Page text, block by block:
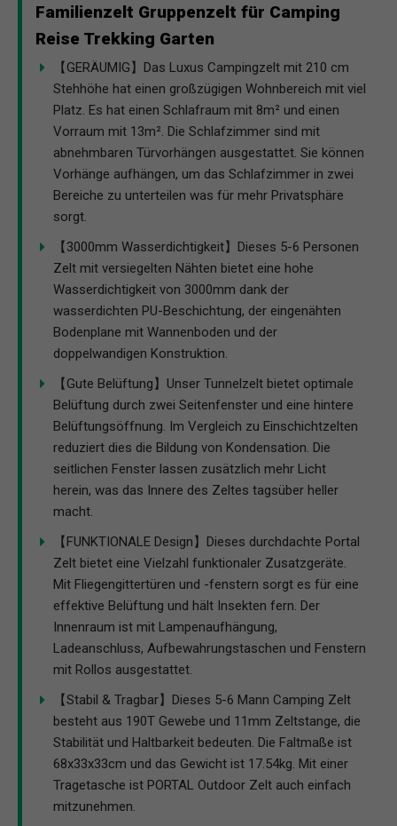
Familienzelt Gruppenzelt für Camping
Reise Trekking Garten
【GERÄUMIG】Das Luxus Campingzelt mit 210 cm
Stehhöhe hat einen großzügigen Wohnbereich mit viel
Platz. Es hat einen Schlafraum mit 8m² und einen
Vorraum mit 13m². Die Schlafzimmer sind mit
abnehmbaren Türvorhängen ausgestattet. Sie können
Vorhänge aufhängen, um das Schlafzimmer in zwei
Bereiche zu unterteilen was für mehr Privatsphäre
sorgt.
【3000mm Wasserdichtigkeit】Dieses 5-6 Personen
Zelt mit versiegelten Nähten bietet eine hohe
Wasserdichtigkeit von 3000mm dank der
wasserdichten PU-Beschichtung, der eingenähten
Bodenplane mit Wannenboden und der
doppelwandigen Konstruktion.
【Gute Belüftung】Unser Tunnelzelt bietet optimale
Belüftung durch zwei Seitenfenster und eine hintere
Belüftungsöffnung. Im Vergleich zu Einschichtzelten
reduziert dies die Bildung von Kondensation. Die
seitlichen Fenster lassen zusätzlich mehr Licht
herein, was das Innere des Zeltes tagsüber heller
macht.
【FUNKTIONALE Design】Dieses durchdachte Portal
Zelt bietet eine Vielzahl funktionaler Zusatzgeräte.
Mit Fliegengittertüren und -fenstern sorgt es für eine
effektive Belüftung und hält Insekten fern. Der
Innenraum ist mit Lampenaufhängung,
Ladeanschluss, Aufbewahrungstaschen und Fenstern
mit Rollos ausgestattet.
【Stabil & Tragbar】Dieses 5-6 Mann Camping Zelt
besteht aus 190T Gewebe und 11mm Zeltstange, die
Stabilität und Haltbarkeit bedeuten. Die Faltmaße ist
68x33x33cm und das Gewicht ist 17.54kg. Mit einer
Tragetasche ist PORTAL Outdoor Zelt auch einfach
mitzunehmen.